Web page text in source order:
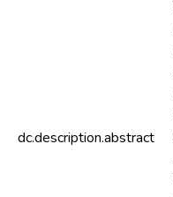
dc.description.abstract